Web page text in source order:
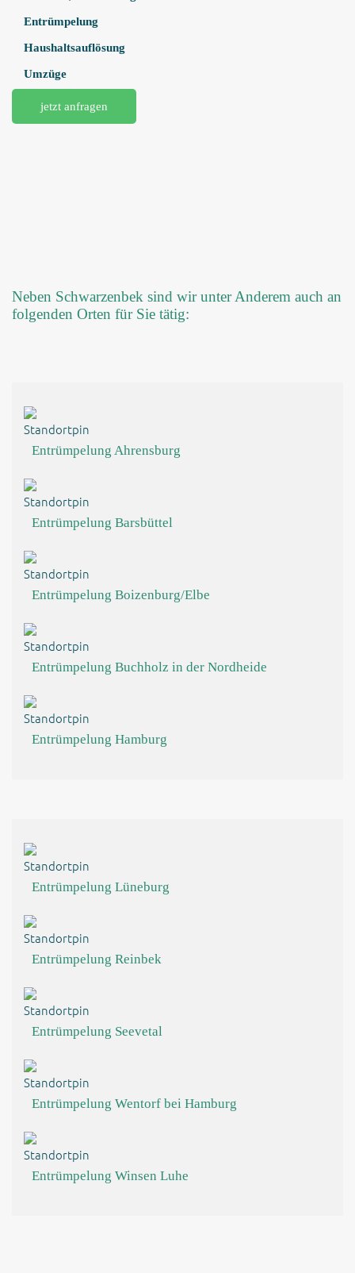
Entrümpelung
Haushaltsauflösung
Umzüge
jetzt anfragen
Neben Schwarzenbek sind wir unter Anderem auch an
folgenden Orten für Sie tätig:
Entrümpelung Ahrensburg
Entrümpelung Barsbüttel
Entrümpelung Boizenburg/Elbe
Entrümpelung Buchholz in der Nordheide
Entrümpelung Hamburg
Entrümpelung Lüneburg
Entrümpelung Reinbek
Entrümpelung Seevetal
Entrümpelung Wentorf bei Hamburg
Entrümpelung Winsen Luhe